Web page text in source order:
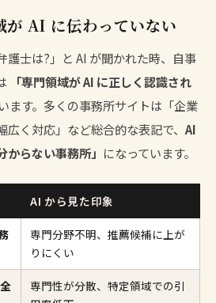
が AI に伝わっていない
士は?」と AI が聞かれた時、自事
「専門領域が AI に正しく認識され
ます。多くの事務所サイトは「企業
く対応」など総合的な表記で、 AI
らない事務所」 になっています。
AI から見た印象
専門分野不明、推薦候補に上が
りにくい
専門性が分散、特定領域での引